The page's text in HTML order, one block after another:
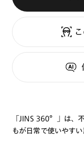
「JINS 360°」は、
もが日常で使いやす